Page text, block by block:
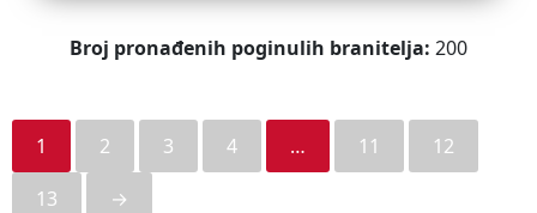
Broj pronađenih poginulih branitelja: 200
1 2 3 4 … 11
12
13
→